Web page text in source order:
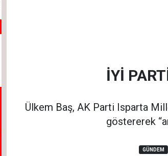
İYİ
Ülkem Baş, AK Parti Isparta
göstererek
GÜNDEM